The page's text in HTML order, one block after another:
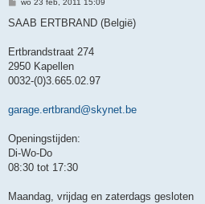
r
h
wo 23 feb, 2011 15:09
SAAB ERTBRAND (België)
Ertbrandstraat 274
2950 Kapellen
0032-(0)3.665.02.97
garage.ertbrand@skynet.be
Openingstijden:
Di-Wo-Do
08:30 tot 17:30
Maandag, vrijdag en zaterdags gesloten